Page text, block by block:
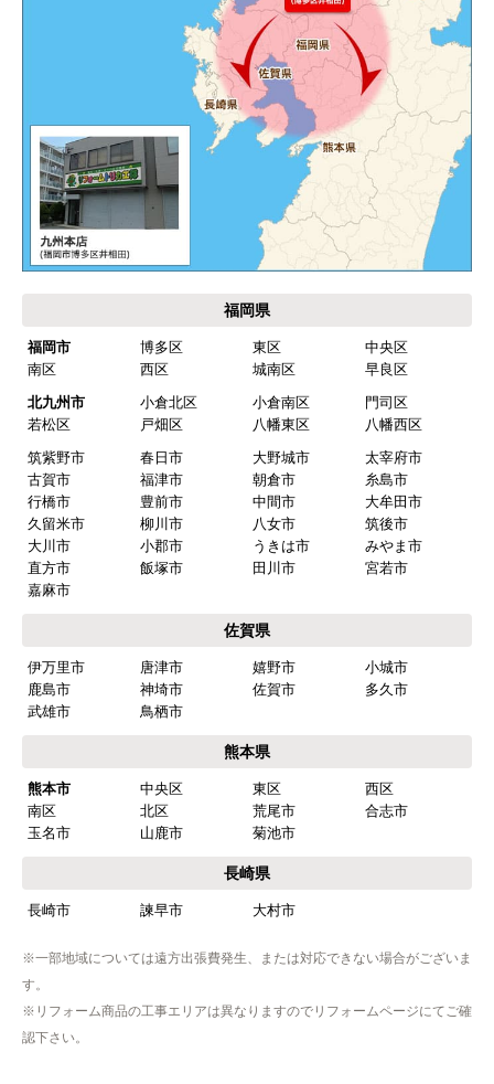
事業者が買いに行く始末。注文時に形状の確認も
別の部屋もお願いしたいと考えていたが、少々不
akagenoane
欲しい商品をスムーズに注文できましたか？
予定の期日までに商品が届きましたか？
商品の梱包は必要十分なものでしたか？
またこのショップを利用したいですか？
文時期】2026年03月頃（モバイルから）
【このショップを選んだ理由は？】
商品価格がお手頃だった
【注文からどのくらいで届きましたか？】
忘れました
【その他感想・コメント】
工事は土曜日に申し込んだが、
たので、仕事を1日休まなければならなかった。
福岡県
福岡市 博多区 東区
中央区
南区
西区 城南区
早良区
北九州市
小倉北区 小倉南区
門司区
若松区
戸畑区 八幡東区
八幡西区
筑紫野市
春日市 大野城市
太宰府市
古賀市
福津市 朝倉市
糸島市
行橋市
豊前市 中間市
大牟田市
久留米市
柳川市 八女市
筑後市
大川市
小郡市 うきは市
みやま市
直方市
飯塚市 田川市
宮若市
嘉麻市
佐賀県
伊万里市 唐津市 嬉野市
小城市
鹿島市
神埼市 佐賀市
多久市
武雄市
鳥栖市
熊本県
熊本市 中央区 東区
西区
南区
北区 荒尾市
合志市
玉名市
山鹿市 菊池市
長崎県
長崎市 諫早市 大村市
※一部地域については遠方出張費発生、または対応できない場合がございま
す。
※リフォーム商品の工事エリアは異なりますのでリフォームページにてご確
認下さい。